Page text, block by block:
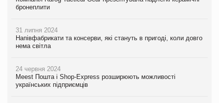
бронеплити
31 липня 2024
Напівфабрикати та консерви, які стануть в пригоді, коли довго
нема світла
24 червня 2024
Meest Пошта і Shop-Express розширюють можливості
українських підприємців